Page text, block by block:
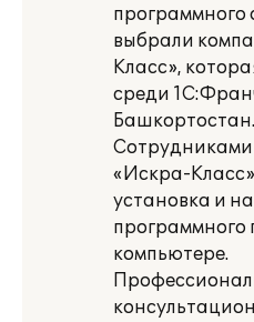
программного
выбрали
Класс»,
среди
Башкортостан.
«Искра-
установка и
программного
компьютере.